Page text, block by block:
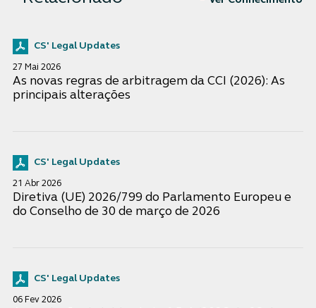
CS' Legal Updates
27 Mai 2026
As novas regras de arbitragem da CCI (2026): As
principais alterações
CS' Legal Updates
21 Abr 2026
Diretiva (UE) 2026/799 do Parlamento Europeu e
do Conselho de 30 de março de 2026
CS' Legal Updates
06 Fev 2026